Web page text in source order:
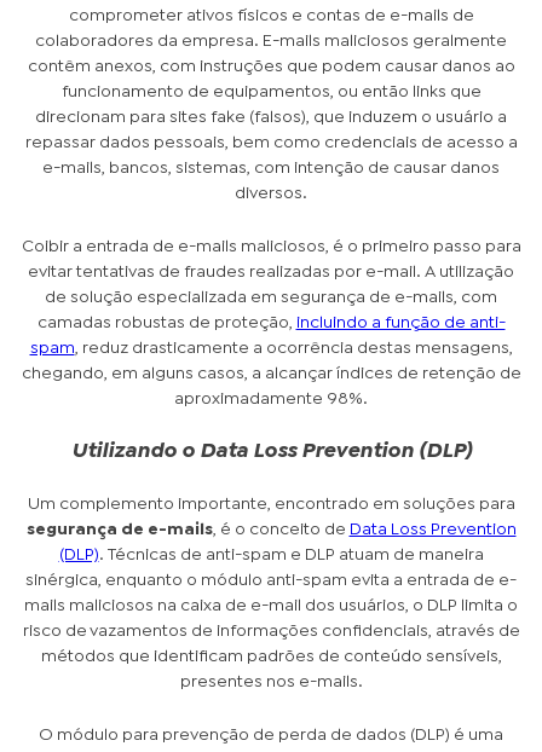
comprometer ativos físicos e contas de e-mails de
colaboradores da empresa. E-mails maliciosos geralmente
contêm anexos, com instruções que podem causar danos ao
funcionamento de equipamentos, ou então links que
direcionam para sites fake (falsos), que induzem o usuário a
repassar dados pessoais, bem como credenciais de acesso a
e-mails, bancos, sistemas, com intenção de causar danos
diversos.
Coibir a entrada de e-mails maliciosos, é o primeiro passo para
evitar tentativas de fraudes realizadas por e-mail. A utilização
de solução especializada em segurança de e-mails, com
camadas robustas de proteção,
incluindo a função de anti-
spam , reduz drasticamente a ocorrência destas mensagens,
chegando, em alguns casos, a alcançar índices de retenção de
aproximadamente 98%.
Utilizando o Data Loss Prevention (DLP)
Um complemento importante, encontrado em soluções para
segurança de e-mails, é o conceito de
Data Loss Prevention
(DLP). Técnicas de anti-spam e DLP atuam de maneira
sinérgica, enquanto o módulo anti-spam evita a entrada de e-
mails maliciosos na caixa de e-mail dos usuários, o DLP limita o
risco de vazamentos de informações confidenciais, através de
métodos que identificam padrões de conteúdo sensíveis,
presentes nos e-mails.
O módulo para prevenção de perda de dados (DLP) é uma